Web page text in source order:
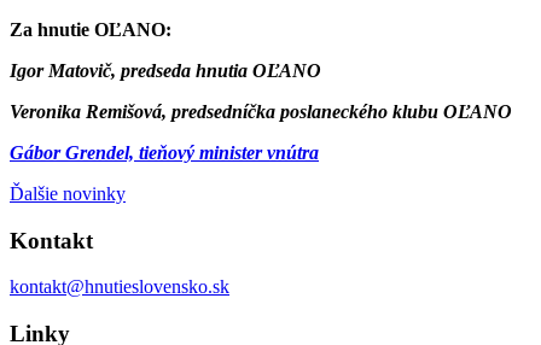
Za hnutie OĽANO:
Igor Matovič, predseda hnutia OĽANO
Veronika Remišová, predsedníčka poslaneckého klubu OĽANO
Gábor Grendel, tieňový minister vnútra
Ďalšie novinky
Kontakt
kontakt@hnutieslovensko.sk
Linky